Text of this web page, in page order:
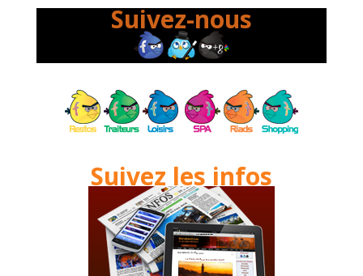
Suivez-nous
Suivez les infos